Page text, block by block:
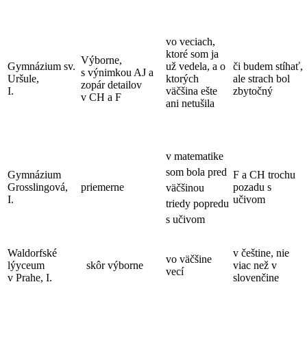
Gymnázium sv.
Uršule,
I.
Výborne,
s výnimkou AJ a
zopár detailov
v CH a F
vo veciach,
ktoré som ja
už vedela, a o
ktorých
väčšina ešte
ani netušila
či budem stíhať,
ale strach bol
zbytočný
Gymnázium
Grosslingová,
I.
priemerne
v matematike
som bola pred
väčšinou
triedy popredu
s učivom
F a CH trochu
pozadu s
učivom
Waldorfské
lýyceum
v Prahe, I.
skôr výborne
vo väčšine
vecí
v češtine, nie
viac než v
slovenčine